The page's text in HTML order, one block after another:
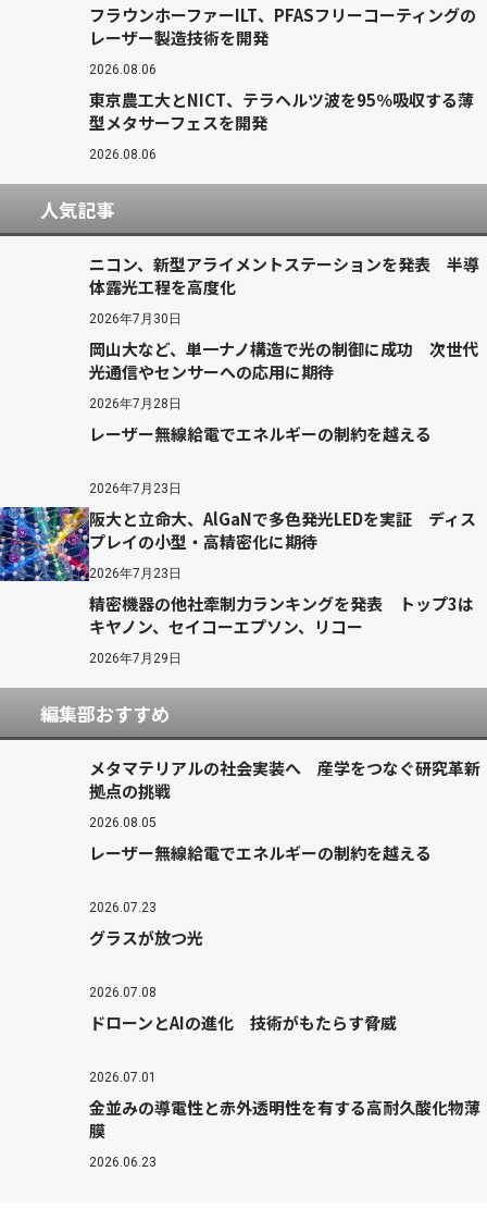
フラウンホーファーILT、PFASフリーコーティングの
レーザー製造技術を開発
2026.08.06
東京農工大とNICT、テラヘルツ波を95％吸収する薄
型メタサーフェスを開発
2026.08.06
人気記事
ニコン、新型アライメントステーションを発表 半導
体露光工程を高度化
2026年7月30日
岡山大など、単一ナノ構造で光の制御に成功 次世代
光通信やセンサーへの応用に期待
2026年7月28日
レーザー無線給電でエネルギーの制約を越える
2026年7月23日
阪大と立命大、AlGaNで多色発光LEDを実証 ディス
プレイの小型・高精密化に期待
2026年7月23日
精密機器の他社牽制力ランキングを発表 トップ3は
キヤノン、セイコーエプソン、リコー
2026年7月29日
編集部おすすめ
メタマテリアルの社会実装へ 産学をつなぐ研究革新
拠点の挑戦
2026.08.05
レーザー無線給電でエネルギーの制約を越える
2026.07.23
グラスが放つ光
2026.07.08
ドローンとAIの進化 技術がもたらす脅威
2026.07.01
金並みの導電性と赤外透明性を有する高耐久酸化物薄
膜
2026.06.23